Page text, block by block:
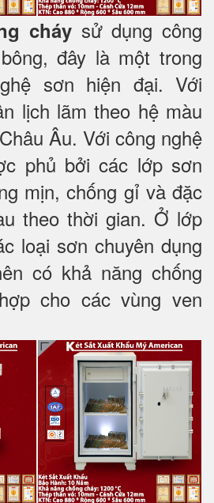
cháysử dụng công
đây là một trong
sơn hiện đại. Với
lịch lãm theo hệ màu
Âu. Với công nghệ
phủ bởi các lớp sơn
mịn, chống gỉ và đặc
theo thời gian. Ở lớp
loại sơn chuyên dụng
có khả năng chống
cho các vùng ven